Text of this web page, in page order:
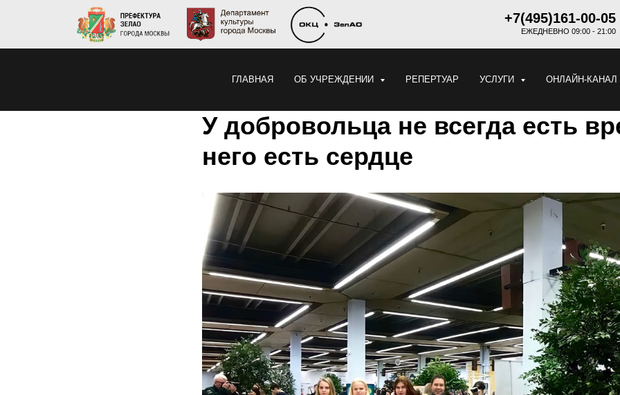
+7(495)161-00-05
ЕЖЕДНЕВНО 09:00 - 21:00
ГЛАВНАЯ ОБ УЧРЕЖДЕНИИ РЕПЕРТУАР УСЛУГИ ОНЛАЙН-КАНАЛ
У добровольца не всегда есть
него есть сердце